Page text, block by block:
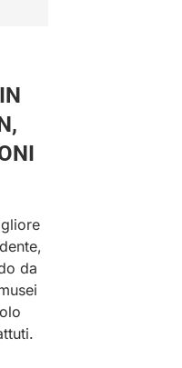
da